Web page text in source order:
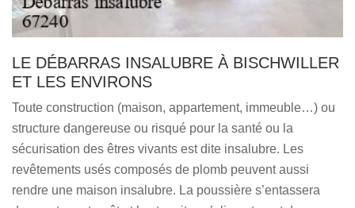
LE DÉBARRAS INSALUBRE À BISCHWILLER
ET LES ENVIRONS
Toute construction (maison, appartement, immeuble…) ou
structure dangereuse ou risqué pour la santé ou la
sécurisation des êtres vivants est dite insalubre. Les
revêtements usés composés de plomb peuvent aussi
rendre une maison insalubre. La poussière s’entassera